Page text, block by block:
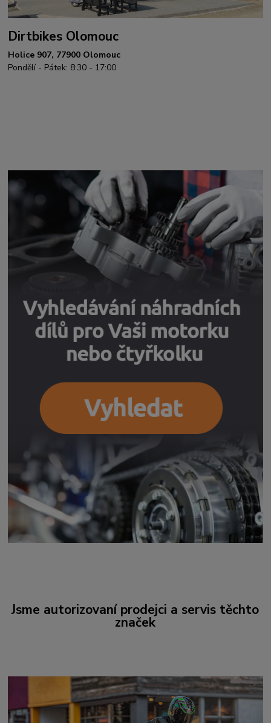
Dirtbikes Olomouc
Holice 907, 77900 Olomouc
Pondělí - Pátek: 8:30 - 17:00
Jsme autorizovaní prodejci a servis těchto
značek